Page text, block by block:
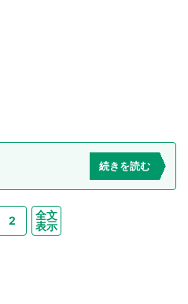
続きを読む
2
全文
表示